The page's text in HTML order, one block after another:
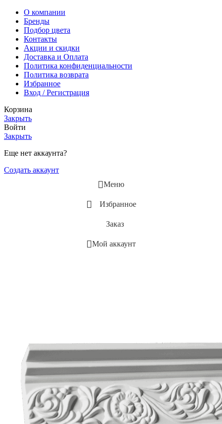
О компании
Бренды
Подбор цвета
Контакты
Акции и скидки
Доставка и Оплата
Политика конфиденциальности
Политика возврата
Избранное
Вход / Регистрация
Корзина
Закрыть
Войти
Закрыть
Еще нет аккаунта?
Создать аккаунт
Меню
Избранное
Заказ
Мой аккаунт